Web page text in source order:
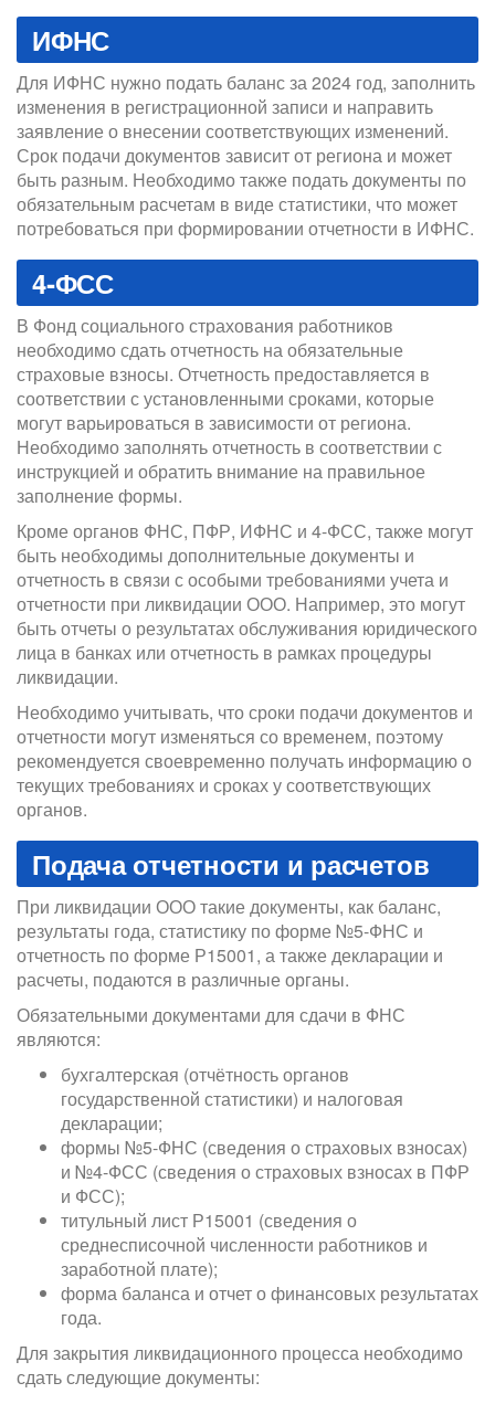
ИФНС
Для ИФНС нужно подать баланс за 2024 год, заполнить
изменения в регистрационной записи и направить
заявление о внесении соответствующих изменений.
Срок подачи документов зависит от региона и может
быть разным. Необходимо также подать документы по
обязательным расчетам в виде статистики, что может
потребоваться при формировании отчетности в ИФНС.
4‑ФСС
В Фонд социального страхования работников
необходимо сдать отчетность на обязательные
страховые взносы. Отчетность предоставляется в
соответствии с установленными сроками, которые
могут варьироваться в зависимости от региона.
Необходимо заполнять отчетность в соответствии с
инструкцией и обратить внимание на правильное
заполнение формы.
Кроме органов ФНС, ПФР, ИФНС и 4-ФСС, также могут
быть необходимы дополнительные документы и
отчетность в связи с особыми требованиями учета и
отчетности при ликвидации ООО. Например, это могут
быть отчеты о результатах обслуживания юридического
лица в банках или отчетность в рамках процедуры
ликвидации.
Необходимо учитывать, что сроки подачи документов и
отчетности могут изменяться со временем, поэтому
рекомендуется своевременно получать информацию о
текущих требованиях и сроках у соответствующих
органов.
Подача отчетности и расчетов
При ликвидации ООО такие документы, как баланс,
результаты года, статистику по форме №5-ФНС и
отчетность по форме Р15001, а также декларации и
расчеты, подаются в различные органы.
Обязательными документами для сдачи в ФНС
являются:
бухгалтерская (отчётность органов
государственной статистики) и налоговая
декларации;
формы №5-ФНС (сведения о страховых взносах)
и №4-ФСС (сведения о страховых взносах в ПФР
и ФСС);
титульный лист Р15001 (сведения о
среднесписочной численности работников и
заработной плате);
форма баланса и отчет о финансовых результатах
года.
Для закрытия ликвидационного процесса необходимо
сдать следующие документы: